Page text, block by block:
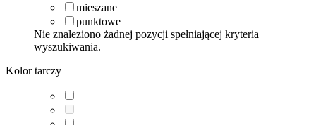
mieszane
punktowe
Nie znaleziono żadnej pozycji spełniającej kryteria
wyszukiwania.
Kolor tarczy